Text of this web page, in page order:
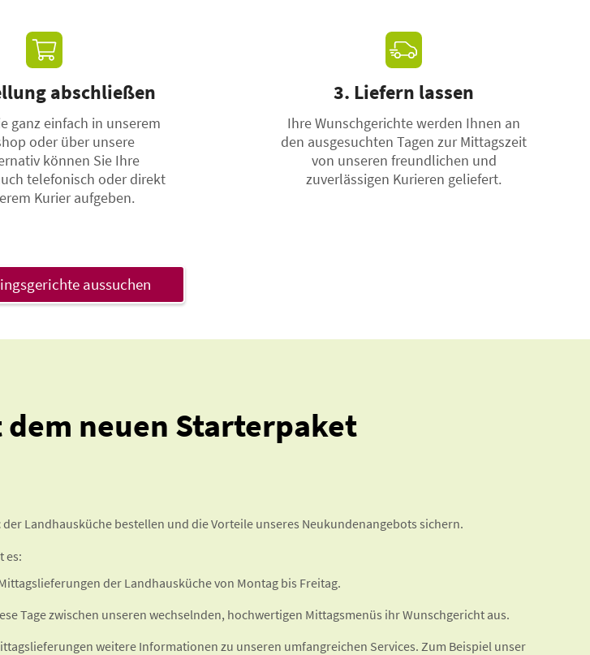
abschließen
ganz einfach in unserem
oder über unsere
können Sie Ihre
telefonisch oder direkt
Kurier aufgeben.
3. Liefern lassen
Ihre Wunschgerichte werden Ihnen an
den ausgesuchten Tagen zur Mittagszeit
von unseren freundlichen und
zuverlässigen Kurieren geliefert.
aussuchen
dem neuen Starterpaket
der Landhausküche bestellen und die Vorteile unseres Neukundenangebots sichern.
es:
der Landhausküche von Montag bis Freitag.
Tage zwischen unseren wechselnden, hochwertigen Mittagsmenüs ihr Wunschgericht aus.
weitere Informationen zu unseren umfangreichen Services. Zum Beispiel unser